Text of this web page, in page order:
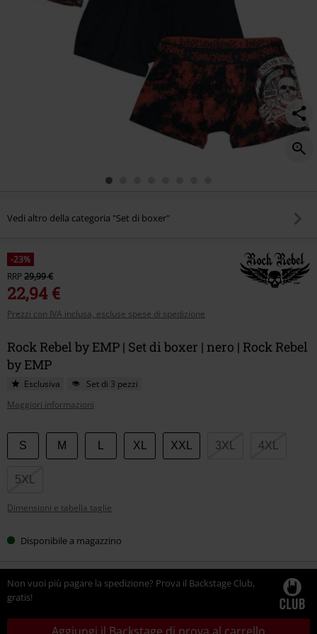
Vedi altro della categoria "Set di boxer"
-23%
RRP29,99 €
22,94 €
Prezzi con IVA inclusa, escluse spese di spedizione
Rock Rebel by EMP | Set di boxer | nero | Rock Rebel
by EMP
Esclusiva
Set di 3 pezzi
Maggiori informazioni
Scegli
la
tua
S M XL XXL 3XL 4XL
5XL
Dimensioni e tabella taglie
Disponibile a magazzino
Non vuoi più pagare la spedizione? Prova il Backstage Club,
gratis!
Aggiungi il Backstage di prova al carrello